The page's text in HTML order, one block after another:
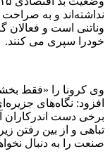
نداشته‌اند و به
وناتنی است و فعالان
خودرا سپری می کنند.
وی کرونا را «فقط
افزود: نگاه‌های
برخی دست اندرکاران
تباهی و از بین رفتن
صنعت را به دنبال